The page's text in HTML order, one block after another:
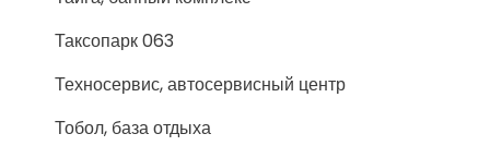
Таксопарк 063
Техносервис, автосервисный центр
Тобол, база отдыха